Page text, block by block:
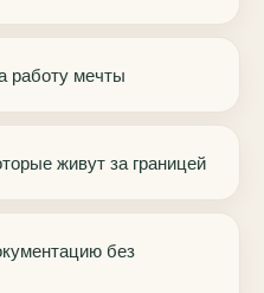
работу мечты
живут за границей
без